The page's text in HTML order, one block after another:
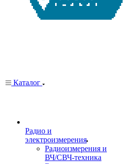
Каталог
Радио и
электроизмерения
Радиоизмерения и
ВЧ/СВЧ-техника